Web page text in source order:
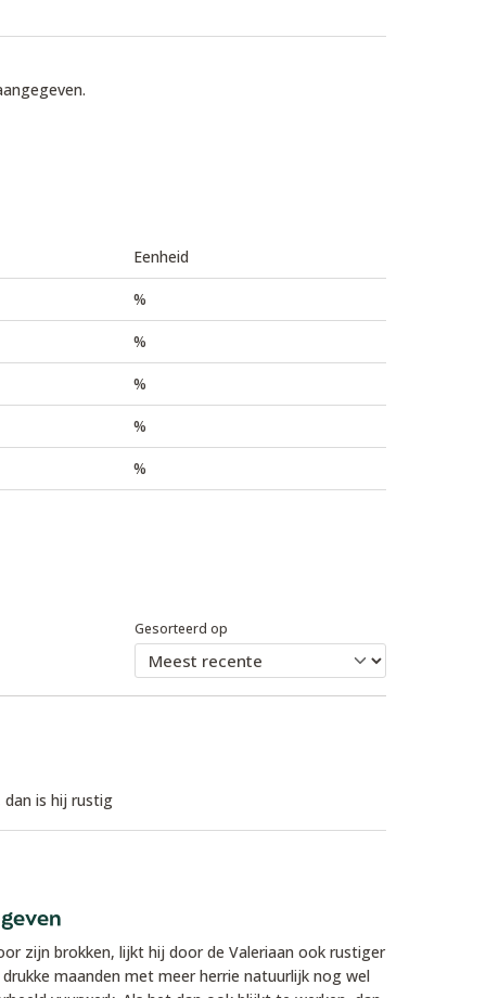
Eenheid
%
%
%
%
%
Gesorteerd op
is hij rustig
zijn brokken, lijkt hij door de Valeriaan ook rustiger
maanden met meer herrie natuurlijk nog wel